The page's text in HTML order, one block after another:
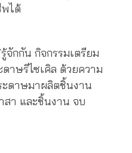
ได้
กกัน กิจกรรมเตรียม
าษรีไซเคิล ด้วยความ
ดาษมาผลิตชิ้นงาน
า และชิ้นงาน จบ